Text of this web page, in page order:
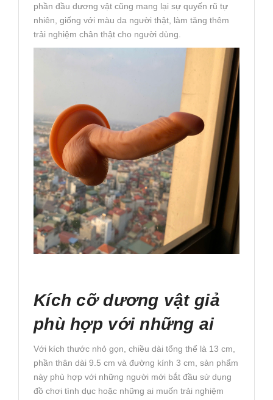
phần đầu dương vật cũng mang lại sự quyến rũ tự
nhiên, giống với màu da người thật, làm tăng thêm
trải nghiệm chân thật cho người dùng.
Kích cỡ dương vật giả
phù hợp với những ai
Với kích thước nhỏ gọn, chiều dài tổng thể là 13 cm,
phần thân dài 9.5 cm và đường kính 3 cm, sản phẩm
này phù hợp với những người mới bắt đầu sử dụng
đồ chơi tình dục hoặc những ai muốn trải nghiệm